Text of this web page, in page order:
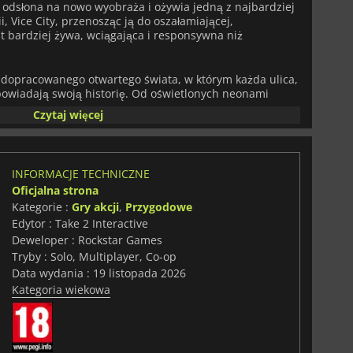
odsłona na nowo wyobraża i ożywia jedną z najbardziej
Vice City, przenosząc ją do oszałamiającej,
bardziej żywa, wciągająca i responsywna niż
otwartego świata, w którym każda ulica,
swoją historię. Od oświetlonych neonami
w słońcu plaże i surowe przedmieścia —
wokół ciebie, kształtowane przez twoje wybory i
pogody, zaawansowanego zachowania sztucznej
swobody, wytyczając własną ścieżkę w fabule pełnej
rozległe tereny stanu poza Vice City, angażujesz
czy też zagłębiasz się w bogato utkaną główną
poziom szczegółowości i interaktywności.
rozgrywki w otwartym świecie, większą, odważniejszą
seria ta próbowała dotychczas.
powrót jednej z najbardziej wpływowych serii
dziesięć lat po premierze jej poprzedniczki. Dzięki
światu i świeżej wizji przyszłości serii, to gra, której
Czytaj więcej
INFORMACJE TECHNICZNE
Oficjalna strona
Kategorie : Gry akcji, Przygodowe
Edytor : Take 2 Interactive
Deweloper : Rockstar Games
Tryby : Solo, Multiplayer, Co-op
Data wydania : 19 listopada 2026
Kategoria wiekowa